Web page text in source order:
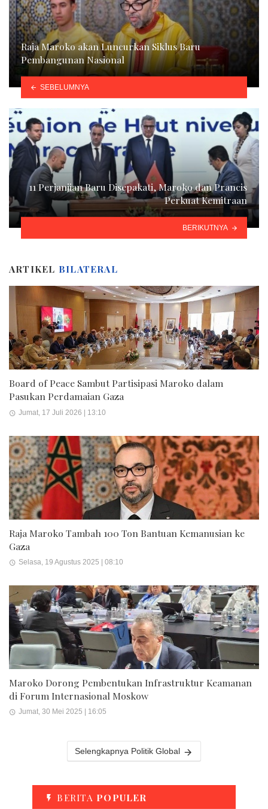
Raja Maroko akan Luncurkan Siklus Baru
Pembangunan Nasional
SEBELUMNYA
11 Perjanjian Baru Disepakati, Maroko dan Prancis
Perkuat Kemitraan
BERIKUTNYA
ARTIKEL BILATERAL
Board of Peace Sambut Partisipasi Maroko dalam
Pasukan Perdamaian Gaza
Jumat, 17 Juli 2026 | 13:10
Raja Maroko Tambah 100 Ton Bantuan Kemanusian ke
Gaza
Selasa, 19 Agustus 2025 | 08:10
Maroko Dorong Pembentukan Infrastruktur Keamanan
di Forum Internasional Moskow
Jumat, 30 Mei 2025 | 16:05
Selengkapnya Politik Global
BERITA POPULER